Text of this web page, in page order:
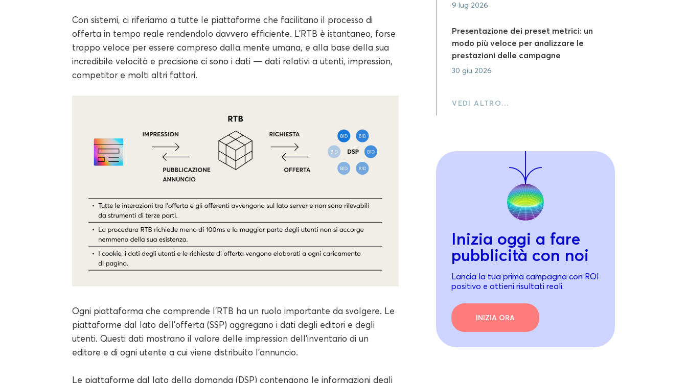
Con sistemi, ci riferiamo a tutte le piattaforme che facilitano il processo di
offerta in tempo reale rendendolo davvero efficiente. L'RTB è istantaneo, forse
troppo veloce per essere compreso dalla mente umana, e alla base della sua
incredibile velocità e precisione ci sono i dati — dati relativi a utenti, impression,
competitor e molti altri fattori.
Ogni piattaforma che comprende l'RTB ha un ruolo importante da svolgere. Le
piattaforme dal lato dell'offerta (SSP) aggregano i dati degli editori e degli
utenti. Questi dati mostrano il valore delle impression dell'inventario di un
editore e di ogni utente a cui viene distribuito l'annuncio.
Le piattaforme dal lato della domanda (DSP) contengono le informazioni degli
9 lug 2026
Presentazione dei preset metrici: un
modo più veloce per analizzare le
prestazioni delle campagne
30 giu 2026
VEDI ALTRO…
Inizia oggi a fare
pubblicità con noi
Lancia la tua prima campagna con ROI
positivo e ottieni risultati reali.
INIZIA ORA